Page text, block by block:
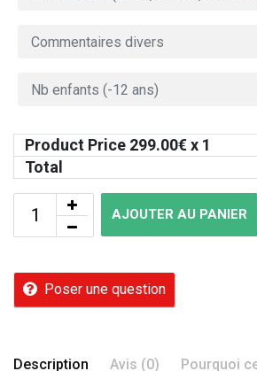
Product Price 299.00€ x 1
Total
AJOUTER AU PANIER
Poser une question
Description Avis (0) Pourquoi